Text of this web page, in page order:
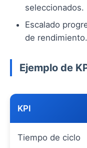
seleccionados.
Escalado
de rendimiento.
Ejemplo de
KPI
Tiempo de ciclo